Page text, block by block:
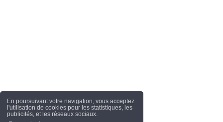
En poursuivant votre navigation, vous acceptez
l'utilisation de cookies pour les statistiques, les
publicités, et les réseaux sociaux.